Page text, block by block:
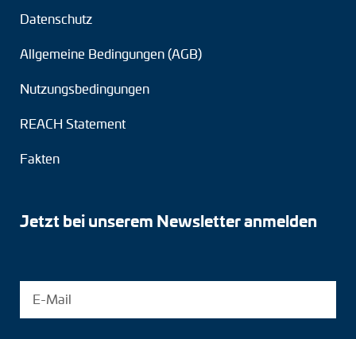
Datenschutz
Allgemeine Bedingungen (AGB)
Nutzungsbedingungen
REACH Statement
Fakten
Jetzt bei unserem Newsletter anmelden